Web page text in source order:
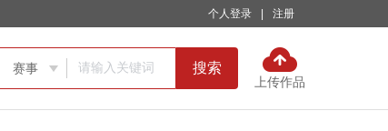
个人登录 注册
赛事  搜索
上传作品